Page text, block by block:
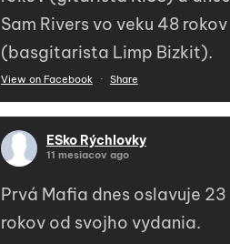
Sam Rivers vo veku 48 rokov
(basgitarista Limp Bizkit).
View on Facebook · Share
ESko Rýchlovky
11 mesiacov ago
Prvá Mafia dnes oslavuje 23
rokov od svojho vydania.